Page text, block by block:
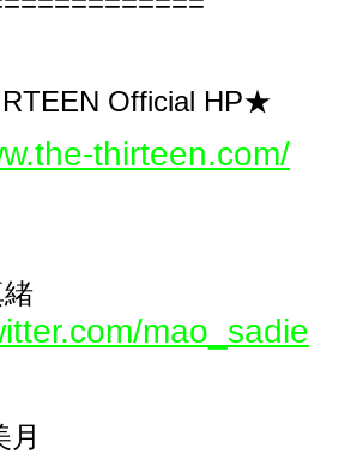
Official HP★
thirteen.com/
mao_sadie